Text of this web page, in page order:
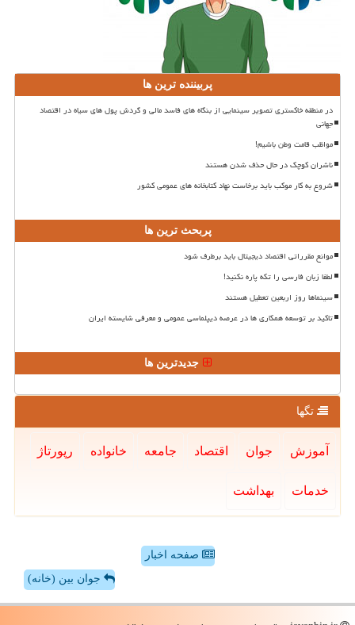
پربیننده ترین ها
در منطقه خاکستری تصویر سینمایی از بنگاه های فاسد مالی و گردش پول های سیاه در اقتصاد
جهانی
مواظب قامت وطن باشیم!
ناشران کوچک در حال حذف شدن هستند
شروع به کار موکب باید برخاست نهاد کتابخانه های عمومی کشور
پربحث ترین ها
موانع مقرراتی اقتصاد دیجیتال باید برطرف شود
لطفا زبان فارسی را تکه پاره نکنید!
سینماها روز اربعین تعطیل هستند
تاکید بر توسعه همکاری ها در عرصه دیپلماسی عمومی و معرفی شایسته ایران
جدیدترین ها
تگها
آموزش جوان اقتصاد جامعه خانواده رپورتاژ
خدمات بهداشت
صفحه اخبار
جوان بین (خانه)